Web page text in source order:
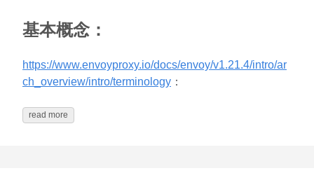
基本概念：
https://www.envoyproxy.io/docs/envoy/v1.21.4/intro/ar
ch_overview/intro/terminology ：
read more